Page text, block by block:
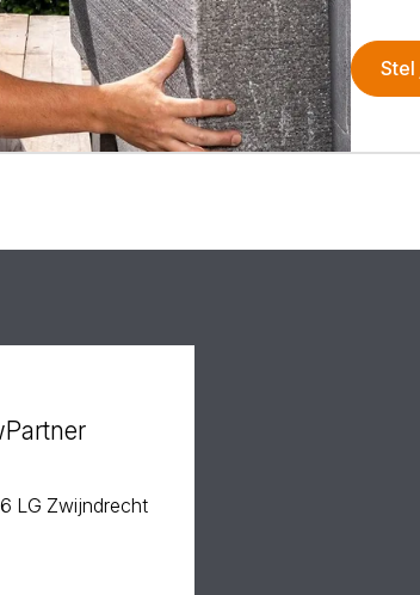
Stel
LG Zwijndrecht